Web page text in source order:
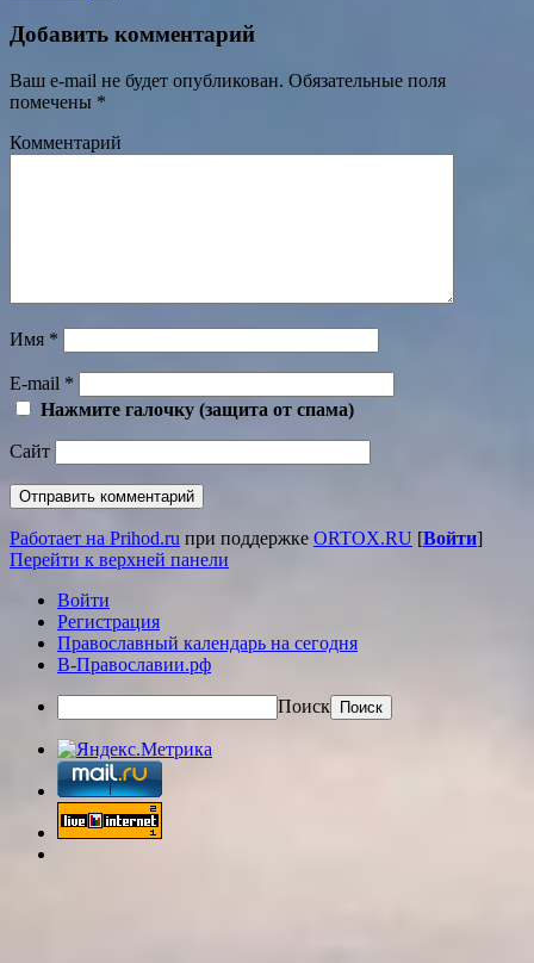
Добавить комментарий
Ваш e-mail не будет опубликован. Обязательные поля
помечены *
Комментарий
Имя *
E-mail *
Нажмите галочку (защита от спама)
Сайт
Работает на Prihod.ru при поддержке ORTOX.RU [Войти]
Перейти к верхней панели
Войти
Регистрация
Православный календарь на сегодня
В-Православии.рф
Поиск